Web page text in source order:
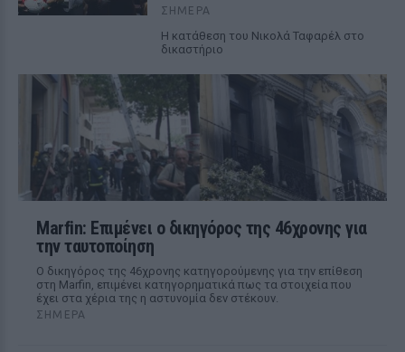
ΣΉΜΕΡΑ
Η κατάθεση του Νικολά Ταφαρέλ στο
δικαστήριο
Marfin: Επιμένει ο δικηγόρος της 46χρονης για
την ταυτοποίηση
Ο δικηγόρος της 46χρονης κατηγορούμενης για την επίθεση
στη Marfin, επιμένει κατηγορηματικά πως τα στοιχεία που
έχει στα χέρια της η αστυνομία δεν στέκουν.
ΣΉΜΕΡΑ